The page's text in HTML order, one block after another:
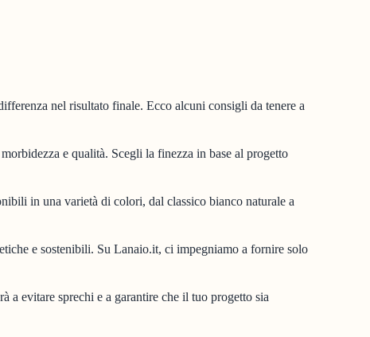
nel risultato finale. Ecco alcuni consigli da tenere a
e qualità. Scegli la finezza in base al progetto
in una varietà di colori, dal classico bianco naturale a
e sostenibili. Su Lanaio.it, ci impegniamo a fornire solo
a evitare sprechi e a garantire che il tuo progetto sia